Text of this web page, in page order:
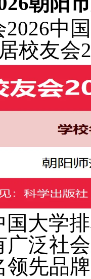
2026中
校友会
国大学
广泛社
领先品